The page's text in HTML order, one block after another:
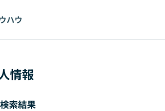
ハウ
情報
索結果